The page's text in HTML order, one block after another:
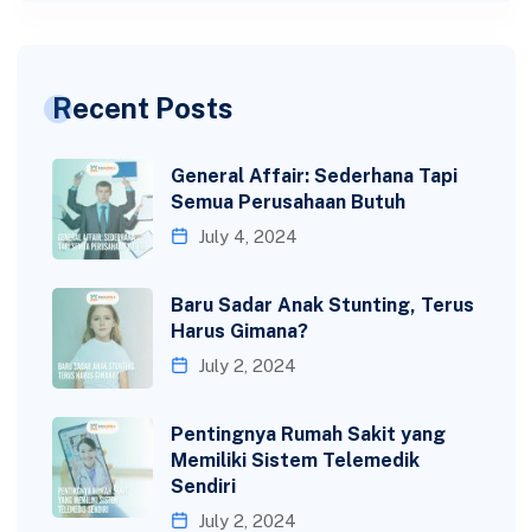
Recent Posts
General Affair: Sederhana Tapi
Semua Perusahaan Butuh
July 4, 2024
Baru Sadar Anak Stunting, Terus
Harus Gimana?
July 2, 2024
Pentingnya Rumah Sakit yang
Memiliki Sistem Telemedik
Sendiri
July 2, 2024